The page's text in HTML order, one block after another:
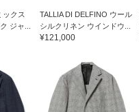
ックス
ジャ...
TALLIA DI DELFINO ウール
シルクリネン ウインドウ...
¥121,000